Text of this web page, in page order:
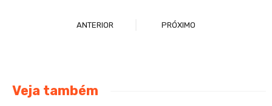
ANTERIOR PRÓXIMO
Veja também